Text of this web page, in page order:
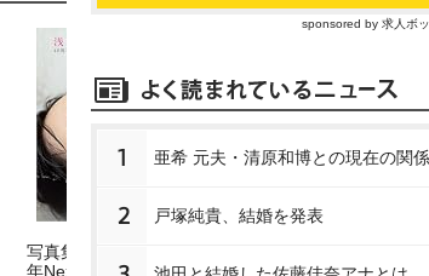
写真集 浅香唯 40周
年Next キセキ 軌跡×
チバユウスケ SNAK
sponsored by 求人ボ
1 亜希 元夫・清原和博との現在の関係
2 戸塚純貴、結婚を発表